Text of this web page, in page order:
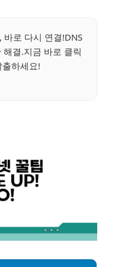
바로 다시 연결!DNS
결.지금 바로 클릭
하세요!